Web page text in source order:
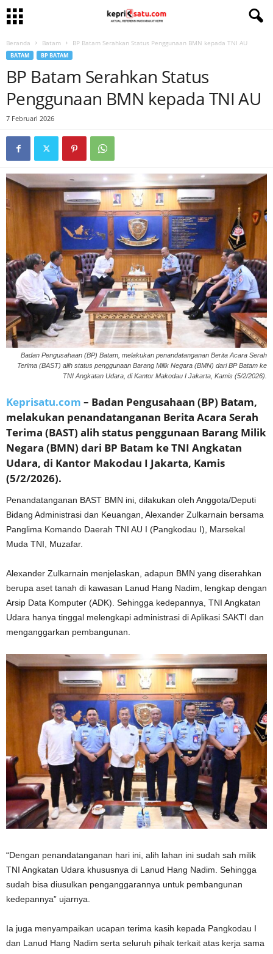
Beranda Batam BP Batam Serahkan Status Penggunaan BMN kepada TNI AU
BATAM BP BATAM
BP Batam Serahkan Status
Penggunaan BMN kepada TNI AU
7 Februari 2026
Badan Pengusahaan (BP) Batam, melakukan penandatanganan Berita Acara Serah
Terima (BAST) alih status penggunaan Barang Milik Negara (BMN) dari BP Batam ke
TNI Angkatan Udara, di Kantor Makodau I Jakarta, Kamis (5/2/2026).
Keprisatu.com – Badan Pengusahaan (BP) Batam,
melakukan penandatanganan Berita Acara Serah
Terima (BAST) alih status penggunaan Barang Milik
Negara (BMN) dari BP Batam ke TNI Angkatan
Udara, di Kantor Makodau I Jakarta, Kamis
(5/2/2026).
Penandatanganan BAST BMN ini, dilakukan oleh Anggota/Deputi
Bidang Administrasi dan Keuangan, Alexander Zulkarnain bersama
Panglima Komando Daerah TNI AU I (Pangkodau I), Marsekal
Muda TNI, Muzafar.
Alexander Zulkarnain menjelaskan, adapun BMN yang diserahkan
berupa aset tanah di kawasan Lanud Hang Nadim, lengkap dengan
Arsip Data Komputer (ADK). Sehingga kedepannya, TNI Angkatan
Udara hanya tinggal melengkapi administrasi di Aplikasi SAKTI dan
menganggarkan pembangunan.
“Dengan penandatanganan hari ini, alih lahan ini sudah sah milik
TNI Angkatan Udara khususnya di Lanud Hang Nadim. Sehingga
sudah bisa diusulkan penganggarannya untuk pembangunan
kedepannya” ujarnya.
Ia juga menyampaikan ucapan terima kasih kepada Pangkodau I
dan Lanud Hang Nadim serta seluruh pihak terkait atas kerja sama